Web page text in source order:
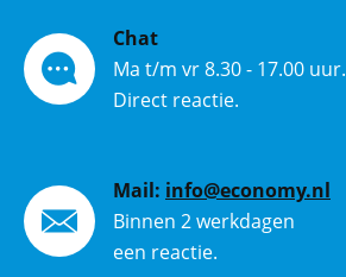
Chat
Ma t/m vr 8.30 - 17.00 uur.
Direct reactie.
Mail: info@economy.nl
Binnen 2 werkdagen
een reactie.